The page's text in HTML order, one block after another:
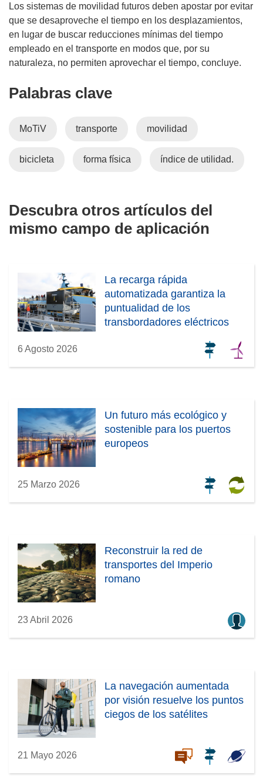
Los sistemas de movilidad futuros deben apostar por evitar
que se desaproveche el tiempo en los desplazamientos,
en lugar de buscar reducciones mínimas del tiempo
empleado en el transporte en modos que, por su
naturaleza, no permiten aprovechar el tiempo, concluye.
Palabras clave
MoTiV transporte movilidad
bicicleta forma física índice de utilidad.
Descubra otros artículos del
mismo campo de aplicación
La recarga rápida
automatizada garantiza la
puntualidad de los
transbordadores eléctricos
6 Agosto 2026
Un futuro más ecológico y
sostenible para los puertos
europeos
25 Marzo 2026
Reconstruir la red de
transportes del Imperio
romano
23 Abril 2026
La navegación aumentada
por visión resuelve los puntos
ciegos de los satélites
21 Mayo 2026